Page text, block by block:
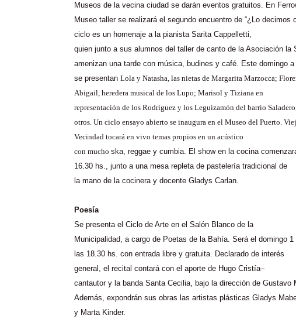
Museos de la vecina ciudad se darán eventos gratuitos. En
Museo taller se realizará el segundo encuentro de “¿Lo decimos
ciclo es un homenaje a la pianista Sarita Cappelletti,
quien junto a sus alumnos del taller de canto de la Asociación la
amenizan una tarde con música, budines y café. Este domingo
se presentan Lola y Natasha, las nietas de Margarita Marzocca;
Abigail, heredera musical de los Lupo; Marisol y Tiziana en
representación de los Rodríguez y los Leguizamón del barrio
otros. Un ciclo ensayo abierto se inaugura en el Museo del Puerto.
Vecindad tocará en vivo temas propios en un acústico
con mucho ska, reggae y cumbia. El show en la cocina
16.30 hs., junto a una mesa repleta de pastelería tradicional de
la mano de la cocinera y docente Gladys Carlan.
Poesía
Se presenta el Ciclo de Arte en el Salón Blanco de la
Municipalidad, a cargo de Poetas de la Bahía. Será el domingo
las 18.30 hs. con entrada libre y gratuita. Declarado de interés
general, el recital contará con el aporte de Hugo Cristía–
cantautor y la banda Santa Cecilia, bajo la dirección de Gustavo
Además, expondrán sus obras las artistas plásticas Gladys
y Marta Kinder.